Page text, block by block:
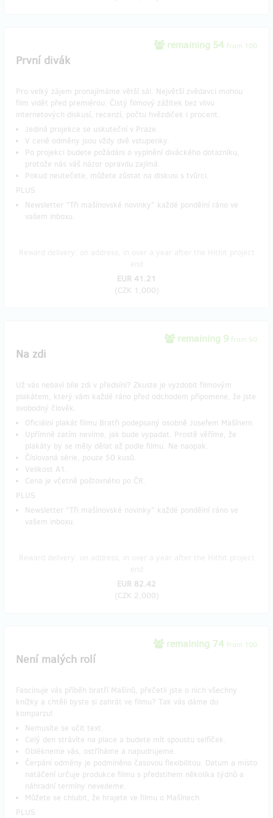
remaining 54 from 100
První divák
Pro velký zájem pronajímáme větší sál. Největší zvědavci mohou
film vidět před premiérou. Čistý filmový zážitek bez vlivu
internetových diskusí, recenzí, počtu hvězdiček i procent.
Jediná projekce se uskuteční v Praze.
V ceně odměny jsou vždy dvě vstupenky.
Po projekci budete požádáni o vyplnění diváckého dotazníku,
protože nás váš názor opravdu zajímá.
Pokud neutečete, můžete zůstat na diskusi s tvůrci.
PLUS
Newsletter "Tři mašínovské novinky" každé pondělní ráno ve
vašem inboxu.
EUR 41.21
(CZK 1,000)
remaining 9 from 50
Na zdi
Už vás nebaví bíle zdi v předsíni? Zkuste je vyzdobit filmovým
plakátem, který vám každé ráno před odchodem připomene, že jste
svobodný člověk.
Oficiální plakát filmu Bratři podepsaný osobně Josefem Mašínem.
Upřímně zatím nevíme, jak bude vypadat. Prostě věříme, že
plakáty by se měly dělat až podle filmu. Ne naopak.
Číslovaná série, pouze 50 kusů.
Velikost A1.
Cena je včetně poštovného po ČR.
PLUS
Newsletter "Tři mašínovské novinky" každé pondělní ráno ve
vašem inboxu.
EUR 82.42
(CZK 2,000)
remaining 74 from 100
Není malých rolí
Fascinuje vás příběh bratří Mašínů, přečetli jste o nich všechny
knížky a chtěli byste si zahrát ve filmu? Tak vás dáme do
komparzu!
Nemusíte se učit text.
Celý den strávíte na place a budete mít spoustu selfíček.
Oblékneme vás, ostříháme a napudrujeme.
Čerpání odměny je podmíněno časovou flexibilitou. Datum a místo
natáčení určuje produkce filmu s předstihem několika týdnů a
náhradní termíny nevedeme.
Můžete se chlubit, že hrajete ve filmu o Mašínech.
PLUS​